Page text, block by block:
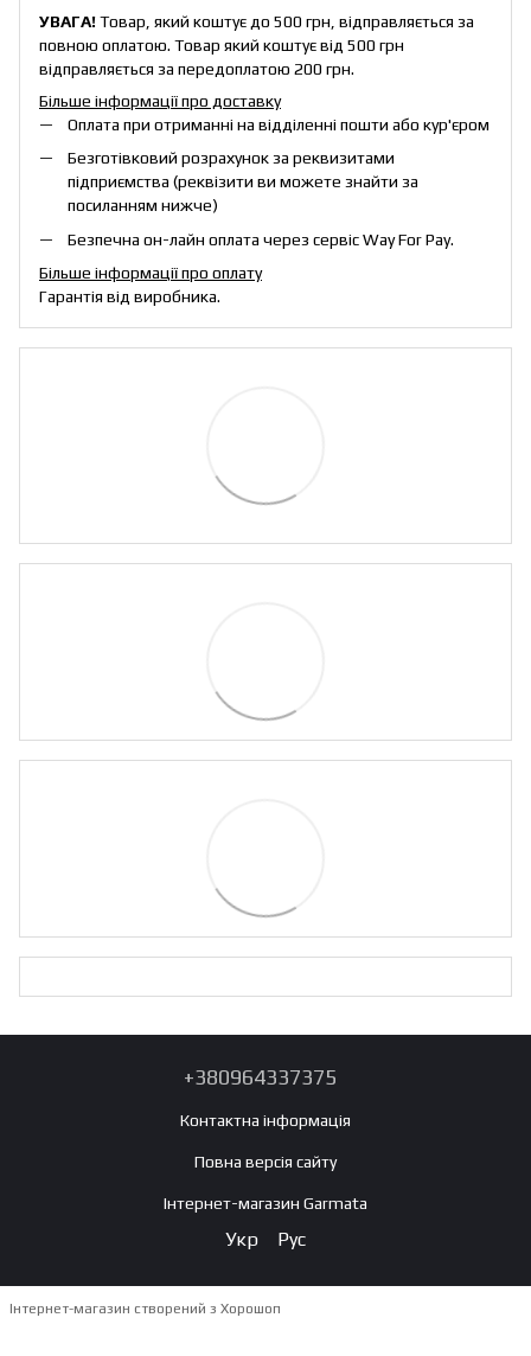
УВАГА!Товар, який коштує до 500 грн, відправляється за
повною оплатою. Товар який коштує від 500 грн
відправляється за передоплатою 200 грн.
Більше інформації про доставку
Оплата при отриманні на відділенні пошти або кур'єром
Безготівковий розрахунок за реквизитами
підприємства (реквізити ви можете знайти за
посиланням нижче)
Безпечна он-лайн оплата через сервіс Way For Pay.
Більше інформації про оплату
Гарантія від виробника.
+380964337375
Контактна інформація
Повна версія сайту
Інтернет-магазин Garmata
Укр Рус
Інтернет-магазин створений з Хорошоп